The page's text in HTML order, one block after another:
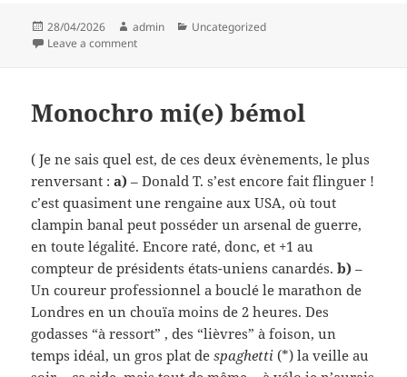
Posted
on
28/04/2026 Author
admin Categories
Uncategorized
Leave a commenton De la lecture, ou du baillon
Monochro mi(e) bémol
( Je ne sais quel est, de ces deux évènements, le plus
renversant :a)– Donald T. s’est encore fait flinguer !
c’est quasiment une rengaine aux USA, où tout
clampin banal peut posséder un arsenal de guerre,
en toute légalité. Encore raté, donc, et +1 au
compteur de présidents états-uniens canardés.b) –
Un coureur professionnel a bouclé le marathon de
Londres en un chouïa moins de 2 heures. Des
godasses “à ressort” , des “lièvres” à foison, un
temps idéal, un gros plat despaghetti(*) la veille au